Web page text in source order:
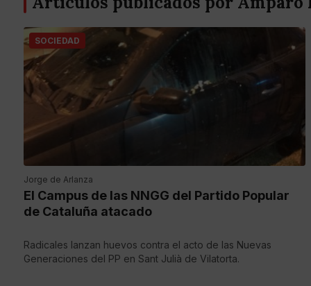
SOCIEDAD
Jorge de Arlanza
El Campus de las NNGG del Partido Popular
de Cataluña atacado
Radicales lanzan huevos contra el acto de las Nuevas
Generaciones del PP en Sant Julià de Vilatorta.